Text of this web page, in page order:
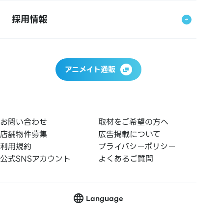
採用情報
アニメイト通販
お問い合わせ
取材をご希望の方へ
店舗物件募集
広告掲載について
利用規約
プライバシーポリシー
公式SNSアカウント
よくあるご質問
Language